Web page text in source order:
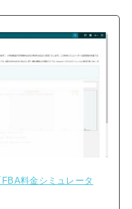
料金シミュレータ